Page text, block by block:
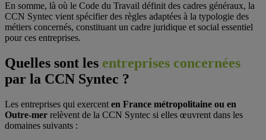
En somme, là où le Code du Travail définit des cadres généraux, la
CCN Syntec vient spécifier des règles adaptées à la typologie des
métiers concernés, constituant un cadre juridique et social essentiel
pour ces entreprises.
Quelles sont les entreprises concernées
par la CCN Syntec ?
Les entreprises qui exercent en France métropolitaine ou en
Outre-mer relèvent de la CCN Syntec si elles œuvrent dans les
domaines suivants :